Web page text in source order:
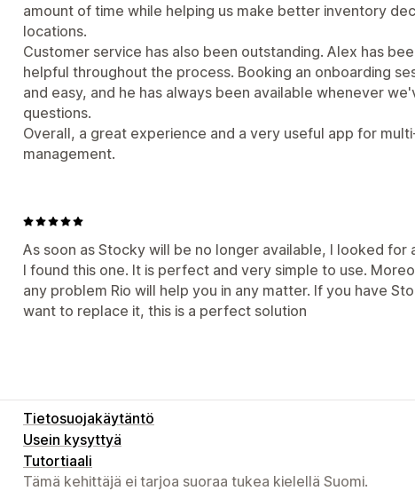
amount of time while helping us make better inventory
locations.
Customer service has also been outstanding. Alex has
helpful throughout the process. Booking an onboarding
and easy, and he has always been available whenever
questions.
Overall, a great experience and a very useful app for
management.
As soon as Stocky will be no longer available, I looked for
I found this one. It is perfect and very simple to use.
any problem Rio will help you in any matter. If you have
want to replace it, this is a perfect solution
Tietosuojakäytäntö
Usein kysyttyä
Tutortiaali
Tämä kehittäjä ei tarjoa suoraa tukea kielellä Suomi.